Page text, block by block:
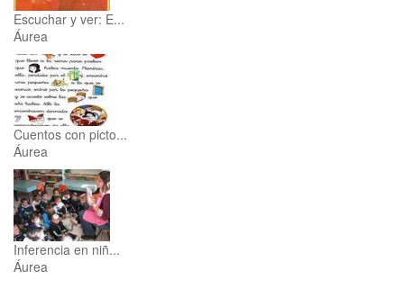
Escuchar y ver: E...
Áurea
Cuentos con picto...
Áurea
Inferencia en niñ...
Áurea